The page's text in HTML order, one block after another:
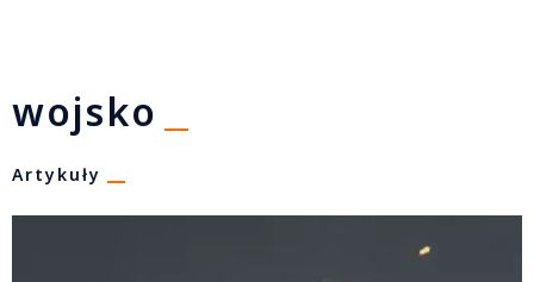
wojsko
Artykuły